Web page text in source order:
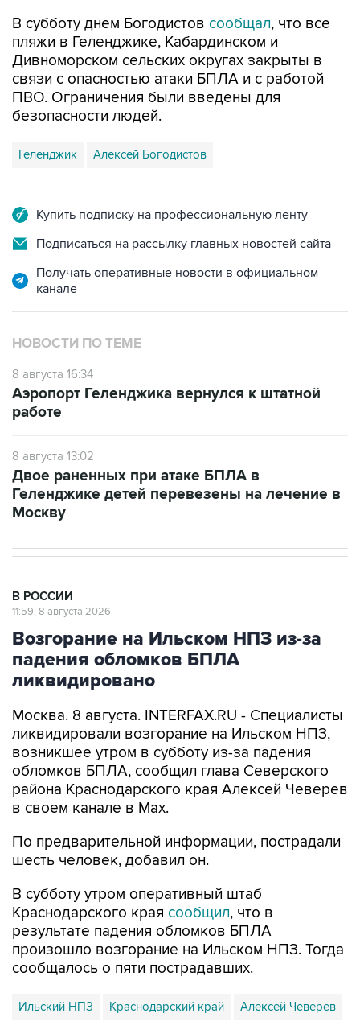
В субботу днем Богодистов сообщал, что все
пляжи в Геленджике, Кабардинском и
Дивноморском сельских округах закрыты в
связи с опасностью атаки БПЛА и с работой
ПВО. Ограничения были введены для
безопасности людей.
Геленджик Алексей Богодистов
Купить подписку на профессиональную ленту
Подписаться на рассылку главных новостей сайта
Получать оперативные новости в официальном
канале
НОВОСТИ ПО ТЕМЕ
8 августа 16:34
Аэропорт Геленджика вернулся к штатной
работе
8 августа 13:02
Двое раненных при атаке БПЛА в
Геленджике детей перевезены на лечение в
Москву
В РОССИИ
11:59, 8 августа 2026
Возгорание на Ильском НПЗ из-за
падения обломков БПЛА
ликвидировано
Москва. 8 августа. INTERFAX.RU - Специалисты
ликвидировали возгорание на Ильском НПЗ,
возникшее утром в субботу из-за падения
обломков БПЛА, сообщил глава Северского
района Краснодарского края Алексей Чеверев
в своем канале в Max.
По предварительной информации, пострадали
шесть человек, добавил он.
В субботу утром оперативный штаб
Краснодарского края сообщил, что в
результате падения обломков БПЛА
произошло возгорание на Ильском НПЗ. Тогда
сообщалось о пяти пострадавших.
Ильский НПЗ Краснодарский край Алексей Чеверев